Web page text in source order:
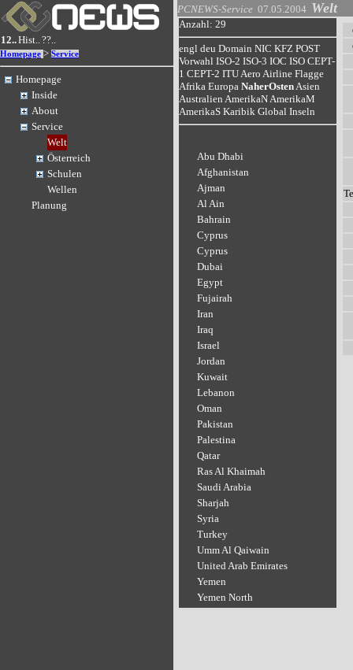
12..Hist..??..
Homepage > Service
Homepage
Inside
About
Service
Welt
Österreich
Schulen
Wellen
Planung
PCNEWS-Service 07.05.2004 Welt
Anzahl: 29
engl deu Domain NIC KFZ POST
Vorwahl ISO-2 ISO-3 IOC ISO CEPT-
1 CEPT-2 ITUAero Airline Flagge
Afrika Europa NaherOstenAsien
Australien AmerikaNAmerikaM
AmerikaS Karibik Global Inseln
Abu Dhabi
Afghanistan
Ajman
Al Ain
Bahrain
Cyprus
Cyprus
Dubai
Egypt
Fujairah
Iran
Iraq
Israel
Jordan
Kuwait
Lebanon
Oman
Pakistan
Palestina
Qatar
Ras Al Khaimah
Saudi Arabia
Sharjah
Syria
Turkey
Umm Al Qaiwain
United Arab Emirates
Yemen
Yemen North